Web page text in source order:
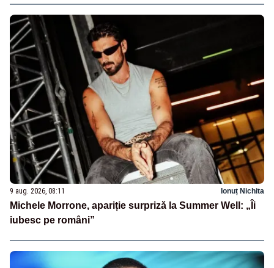
9 aug. 2026, 08:11 Ionuț Nichita
Michele Morrone, apariție surpriză la Summer Well: „Îi
iubesc pe români”